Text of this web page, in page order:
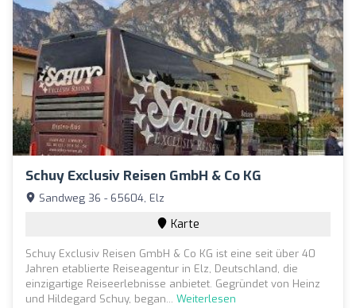
Schuy Exclusiv Reisen GmbH & Co KG
Sandweg 36 - 65604, Elz
Karte
Schuy Exclusiv Reisen GmbH & Co KG ist eine seit über 40
Jahren etablierte Reiseagentur in Elz, Deutschland, die
einzigartige Reiseerlebnisse anbietet. Gegründet von Heinz
und Hildegard Schuy, began... Weiterlesen